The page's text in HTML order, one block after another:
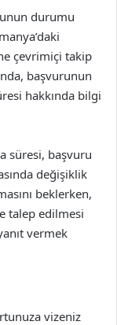
durumu
çevrimiçi takip
başvurunun
hakkında bilgi
süresi, başvuru
değişiklik
beklerken,
talep edilmesi
vermek
vizeniz